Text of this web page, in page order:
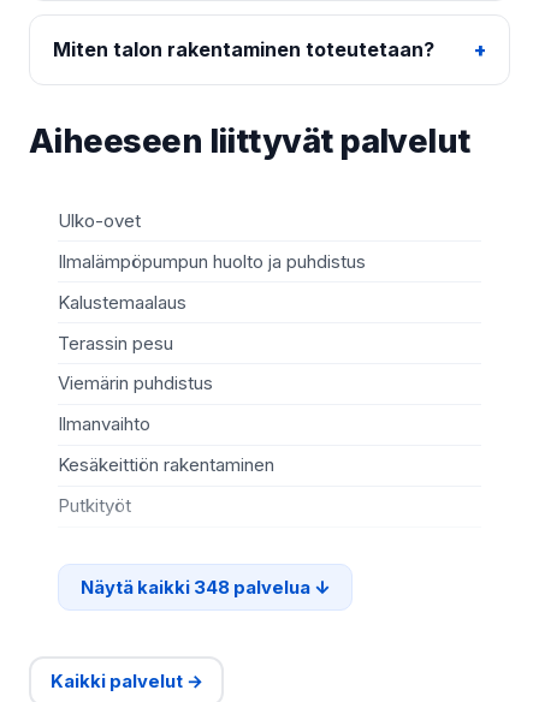
Miten talon rakentaminen toteutetaan?
Aiheeseen liittyvät palvelut
Ulko-ovet
Ilmalämpöpumpun huolto ja puhdistus
Kalustemaalaus
Terassin pesu
Viemärin puhdistus
Ilmanvaihto
Kesäkeittiön rakentaminen
Putkityöt
Näytä kaikki 348 palvelua
Kaikki palvelut →